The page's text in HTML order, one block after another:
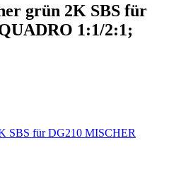
grün 2K SBS für
1:1/2:1;